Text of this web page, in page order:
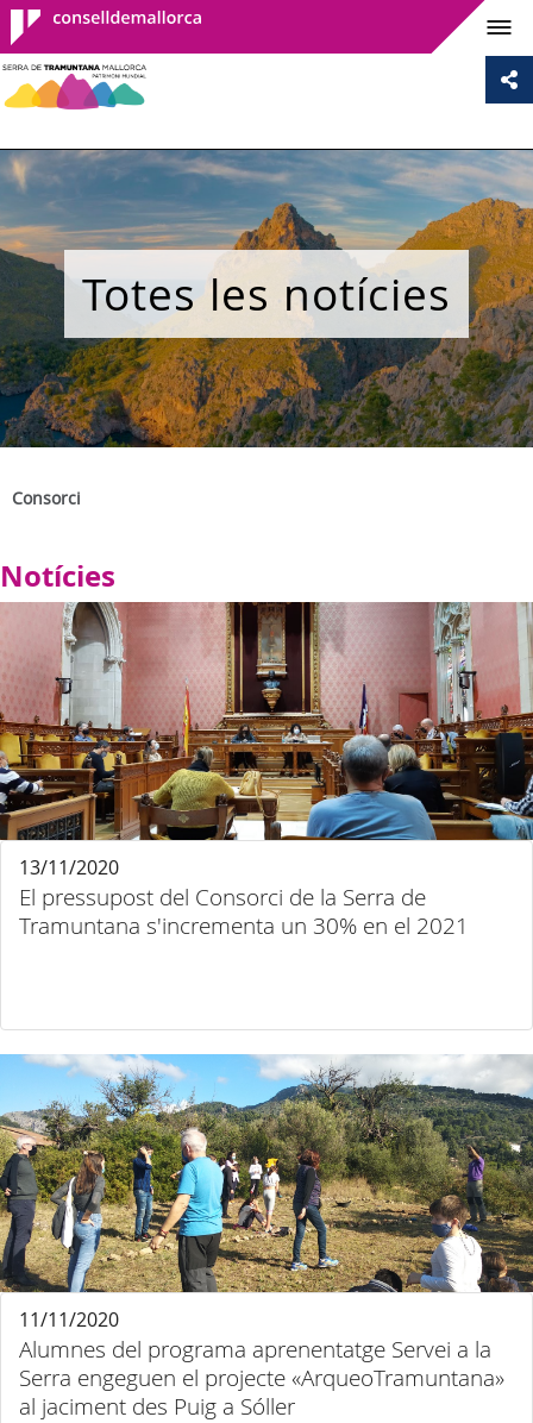
Consell de
Mallorca
Totes les notícies
Consorci
Notícies
El pressupost del Consorci de la Serra de
Tramuntana s'incrementa un 30% en el 2021
13/11/2020
Alumnes del programa aprenentatge Servei a la
Serra engeguen el projecte «ArqueoTramuntana»
al jaciment des Puig a Sóller
11/11/2020